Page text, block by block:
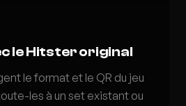
le Hitster original
le format et le QR du jeu
les à un set existant ou